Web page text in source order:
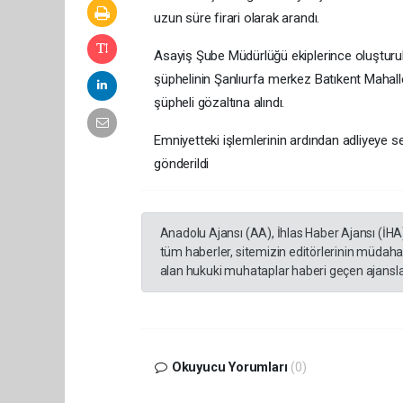
uzun süre firari olarak arandı.
Asayiş Şube Müdürlüğü ekiplerince
şüphelinin Şanlıurfa merkez Batıkent
şüpheli gözaltına alındı.
Emniyetteki işlemlerinin ardından adliyeye
gönderildi
Anadolu Ajansı (AA), İhlas Haber Ajansı
tüm haberler, sitemizin editörlerinin
alan hukuki muhataplar haberi geçen
Okuyucu Yorumları (0)